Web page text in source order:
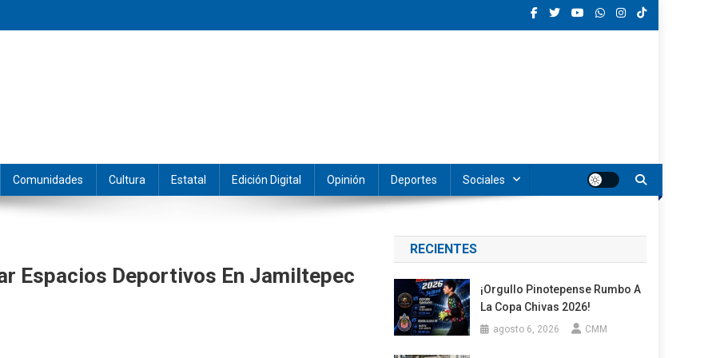
Comunidades Cultura Estatal Edición Digital Opinión Deportes Sociales
Espacios Deportivos En Jamiltepec
RECIENTES
¡Orgullo Pinotepense Rumbo A
La Copa Chivas 2026!
agosto 6, 2026 CMM